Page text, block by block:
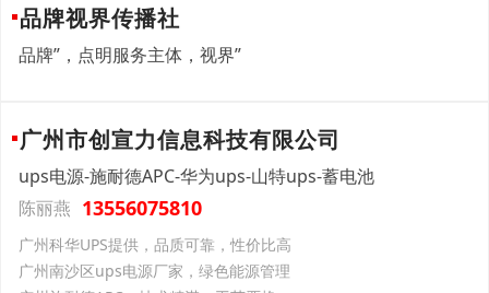
品牌视界传播社
品牌”，点明服务主体，视界”
广州市创宣力信息科技有限公司
ups电源-施耐德APC-华为ups-山特ups-蓄电池
陈丽燕 13556075810
广州科华UPS提供，品质可靠，性价比高
广州南沙区ups电源厂家，绿色能源管理